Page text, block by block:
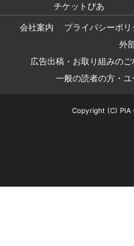
チケットぴあ
会社案内
プライバシーポリ
外
広告出稿・お取り組みの
一般の読者の方・
Copyright (C) PIA